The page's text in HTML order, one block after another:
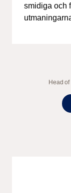
smidiga och
Head